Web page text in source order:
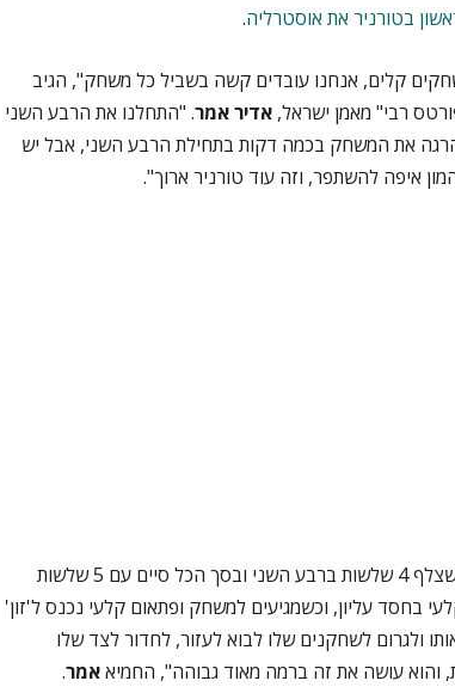
בטורניר את אוסטרליה.
קלים, אנחנו עובדים קשה בשביל כל משחק", הגיב
רבי" מאמן ישראל, אדיר אמר. "התחלנו את הרבע השני
את המשחק בכמה דקות בתחילת הרבע השני, אבל יש
איפה להשתפר, וזה עוד טורניר ארוך".
מי שהצטיין היה זיו וייסמן, שצלף 4 שלשות ברבע השני ובסך הכל סיים עם 5 שלשות
"הוא קלעי בחסד עליון, וכשמגיעים למשחק ופתאום קלעי נכנס ל'זון'
ולגרום לשחקנים שלו לבוא לעזור, לחדור לצד שלו
והוא עושה את זה ברמה מאוד גבוהה", החמיאאמר.